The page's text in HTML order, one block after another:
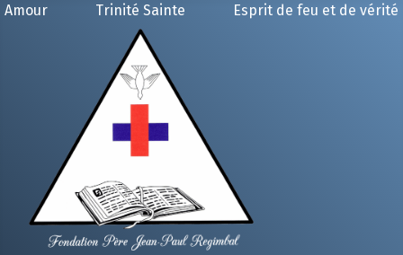
Amour Trinité Sainte Esprit de feu et de vérité